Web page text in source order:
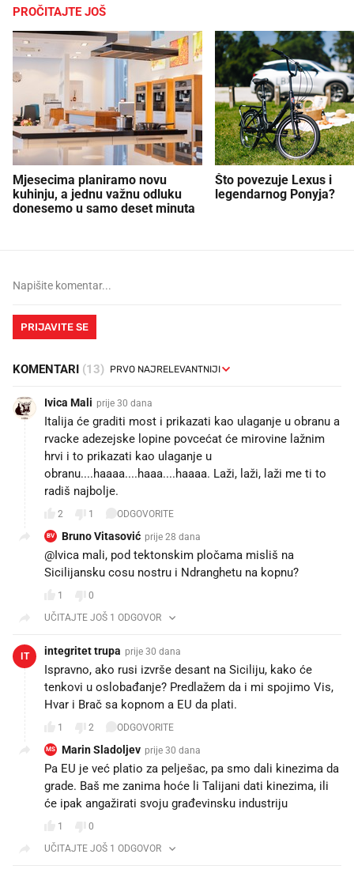
PROČITAJTE JOŠ
Mjesecima planiramo novu
kuhinju, a jednu važnu odluku
donesemo u samo deset minuta
Što povezuje Lexus i
legendarnog Ponyja?
PRIJAVITE SE
KOMENTARI (13)
Ivica Mali prije 30 dana
Italija će graditi most i prikazati kao ulaganje u obranu a
rvacke adezejske lopine povcećat će mirovine lažnim
hrvi i to prikazati kao ulaganje u
obranu....haaaa....haaa....haaaa. Laži, laži, laži me ti to
radiš najbolje.
2 1 ODGOVORITE
BV Bruno Vitasović prije 28 dana
@Ivica mali, pod tektonskim pločama misliš na
Sicilijansku cosu nostru i Ndranghetu na kopnu?
1
0
UČITAJTE JOŠ 1 ODGOVOR
IT integritet trupa prije 30 dana
Ispravno, ako rusi izvrše desant na Siciliju, kako će
tenkovi u oslobađanje? Predlažem da i mi spojimo Vis,
Hvar i Brač sa kopnom a EU da plati.
1 2 ODGOVORITE
MS Marin Sladoljev prije 30 dana
Pa EU je već platio za pelješac, pa smo dali kinezima da
grade. Baš me zanima hoće li Talijani dati kinezima, ili
će ipak angažirati svoju građevinsku industriju 🤔
1
0
UČITAJTE JOŠ 1 ODGOVOR